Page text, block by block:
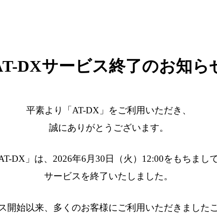
DXサービス終了のお知ら
平素より「AT-DX」をご利用いただき、
誠にありがとうございます。
AT-DX」は、2026年6月30日（火）12:00をもちまして
サービスを終了いたしました。
開始以来、多くのお客様にご利用いただきましたこ